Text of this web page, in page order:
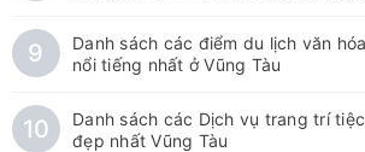
9
Danh sách các điểm du lịch văn
nổi tiếng nhất ở Vũng Tàu
10
Danh sách các Dịch vụ trang trí
đẹp nhất Vũng Tàu